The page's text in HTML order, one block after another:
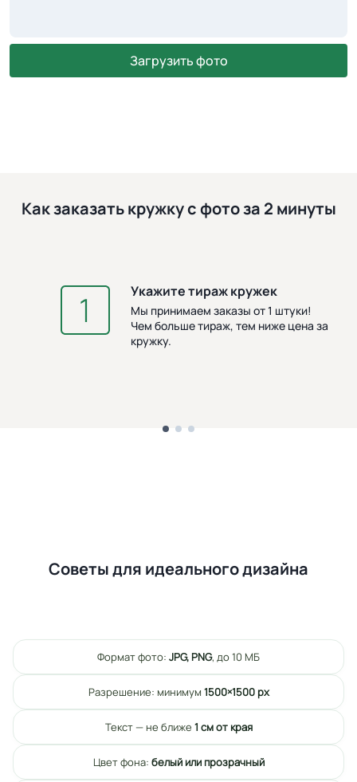
Загрузить фото
Как заказать кружку с фото за 2 минуты
Укажите тираж кружек
Мы принимаем заказы от 1 штуки!
Чем больше тираж, тем ниже цена за
кружку.
Советы для идеального дизайна
Формат фото: JPG, PNG, до 10 МБ
Разрешение: минимум 1500×1500 px
Текст — не ближе 1 см от края
Цвет фона: белый или прозрачный